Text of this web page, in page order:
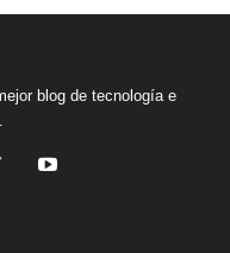
blog de tecnología e